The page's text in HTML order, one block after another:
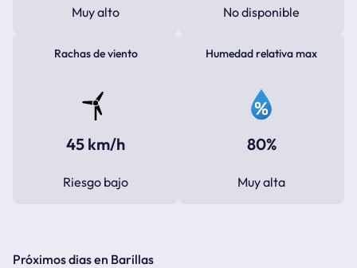
Muy alto No disponible
Rachas de viento
45 km/h
Riesgo bajo
Humedad relativa max
80%
Muy alta
Próximos dias en Barillas